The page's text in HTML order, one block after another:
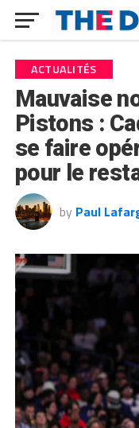
ACTUALITÉS
Mauvaise
Pistons :
se faire
pour le
by Paul